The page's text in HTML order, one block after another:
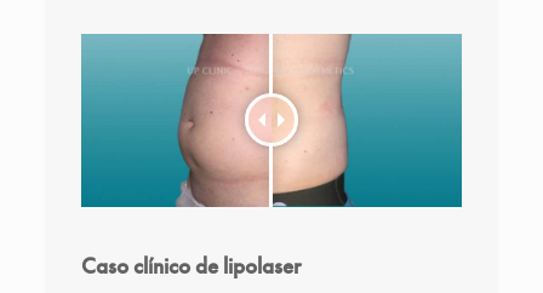
Caso clínico de lipolaser